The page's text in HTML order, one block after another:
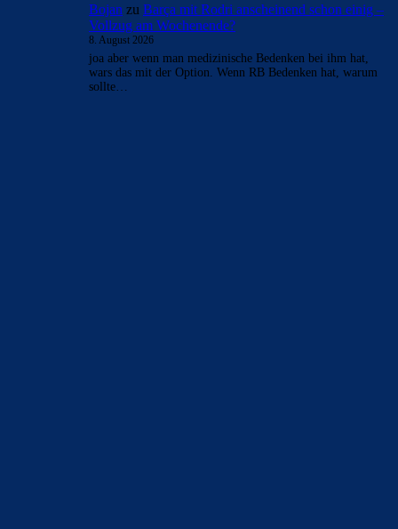
Bojan zu Barça mit Rodri anscheinend schon einig –
Vollzug am Wochenende?
8. August 2026
joa aber wenn man medizinische Bedenken bei ihm hat,
wars das mit der Option. Wenn RB Bedenken hat, warum
sollte…